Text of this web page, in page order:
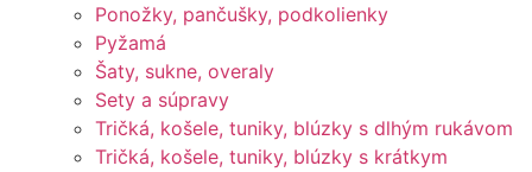
Ponožky, pančušky, podkolienky
Pyžamá
Šaty, sukne, overaly
Sety a súpravy
Tričká, košele, tuniky, blúzky s dlhým rukávom
Tričká, košele, tuniky, blúzky s krátkym